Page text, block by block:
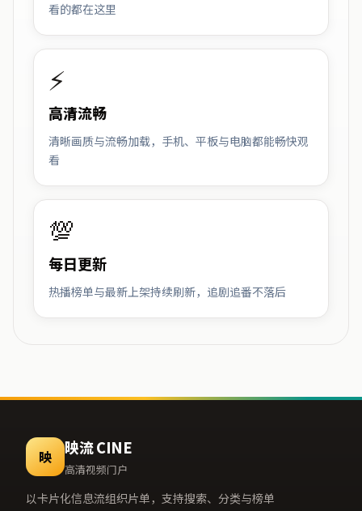
看的都在这里
⚡
高清流畅
清晰画质与流畅加载，手机、平板与电脑都能畅快观
看
💯
每日更新
热播榜单与最新上架持续刷新，追剧追番不落后
映 映流 CINE
高清视频门户
以卡片化信息流组织片单，支持搜索、分类与榜单